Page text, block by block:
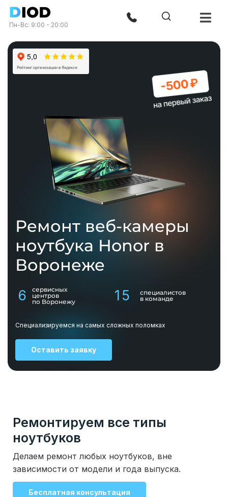
Пн-Вс: 9:00 - 20:00
Ремонт веб-камеры
ноутбука Honor в
Воронеже
6
сервисных
центров
по Воронежу
15
специалистов
в команде
Специализируемся на самых сложных поломках
Оставить заявку
Ремонтируем все типы
ноутбуков
Делаем ремонт любых ноутбуков, вне
зависимости от модели и года выпуска.
Бесплатная консультация